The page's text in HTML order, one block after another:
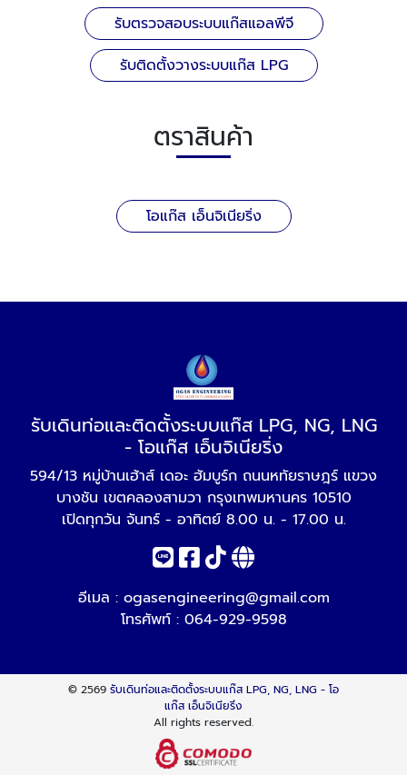
รับตรวจสอบระบบแก๊สแอลพีจี
รับติดตั้งวางระบบแก๊ส LPG
ตราสินค้า
โอแก๊ส เอ็นจิเนียริ่ง
รับเดินท่อและติดตั้งระบบแก๊ส LPG, NG, LNG
- โอแก๊ส เอ็นจิเนียริ่ง
594/13 หมู่บ้านเฮ้าส์ เดอะ ฮัมบูร์ก ถนนหทัยราษฎร์ แขวง
บางชัน เขตคลองสามวา กรุงเทพมหานคร 10510
เปิดทุกวัน จันทร์ - อาทิตย์ 8.00 น. - 17.00 น.
อีเมล : ogasengineering@gmail.com
โทรศัพท์ : 064-929-9598
© 2569 รับเดินท่อและติดตั้งระบบแก๊ส LPG, NG, LNG - โอ
แก๊ส เอ็นจิเนียริ่ง
All rights reserved.